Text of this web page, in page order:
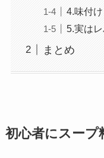
4.味付
5.実は
まとめ
初心者にスープ